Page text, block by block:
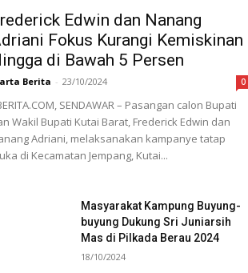
Edwin dan Nanang
Fokus Kurangi Kemiskinan
di Bawah 5 Persen
Berita - 23/10/2024 0
SENDAWAR – Pasangan calon Bupati
Wakil Bupati Kutai Barat, Frederick Edwin dan
Adriani, melaksanakan kampanye tatap
di Kecamatan Jempang, Kutai...
Masyarakat Kampung Buyung-
buyung Dukung Sri Juniarsih
Mas di Pilkada Berau 2024
18/10/2024